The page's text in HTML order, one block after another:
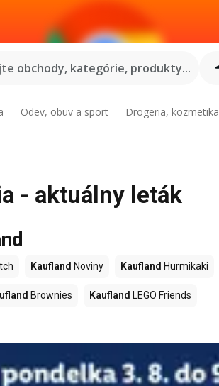
obchody, kategórie, produkty...
Odev, obuv a sport Drogeria, kozmetika
- aktuálny leták
Kaufland Noviny Kaufland Hurmikaki
Brownies Kaufland LEGO Friends